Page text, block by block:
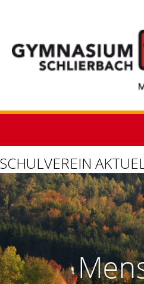
SCHULVEREIN